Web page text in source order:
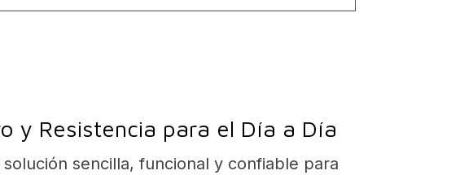
y Resistencia para el Día a Día
sencilla, funcional y confiable para